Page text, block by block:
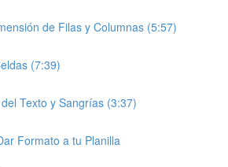
de Filas y Columnas (5:57)
(7:39)
Texto y Sangrías (3:37)
Formato a tu Planilla